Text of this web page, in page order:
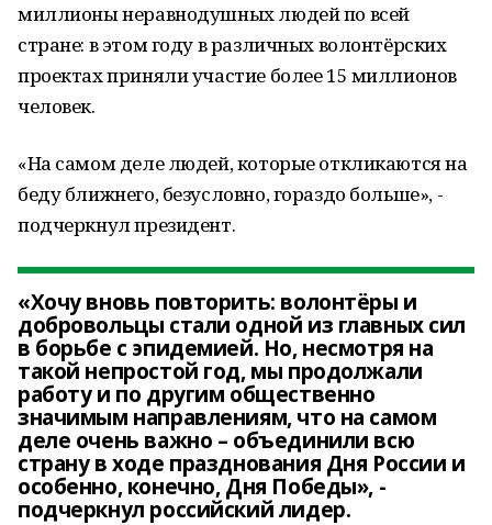
миллионы неравнодушных людей по всей
стране: в этом году в различных волонтёрских
проектах приняли участие более 15 миллионов
человек.
«На самом деле людей, которые откликаются на
беду ближнего, безусловно, гораздо больше», -
подчеркнул президент.
«Хочу вновь повторить: волонтёры и
добровольцы стали одной из главных сил
в борьбе с эпидемией. Но, несмотря на
такой непростой год, мы продолжали
работу и по другим общественно
значимым направлениям, что на самом
деле очень важно – объединили всю
страну в ходе празднования Дня России и
особенно, конечно, Дня Победы», -
подчеркнул российский лидер.